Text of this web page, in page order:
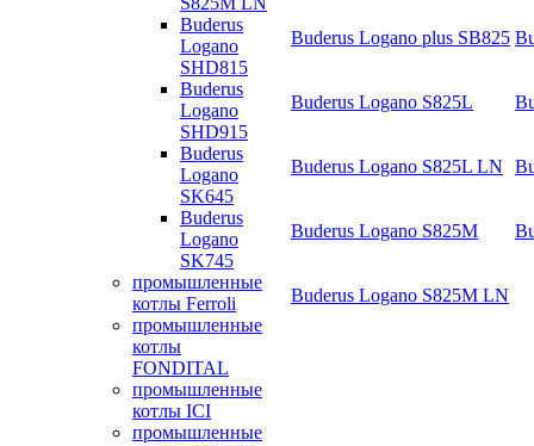
Buderus
Logano
SHD815
Buderus
Logano
SHD915
Buderus
Logano
SK645
Buderus
Logano
SK745
промышленные
котлы Ferroli
промышленные
котлы
FONDITAL
промышленные
котлы ICI
промышленные
Buderus Logano plus SB825
Buderus Logano S825L
Buderus Logano S825L LN
Buderus Logano S825M
Buderus Logano S825M LN